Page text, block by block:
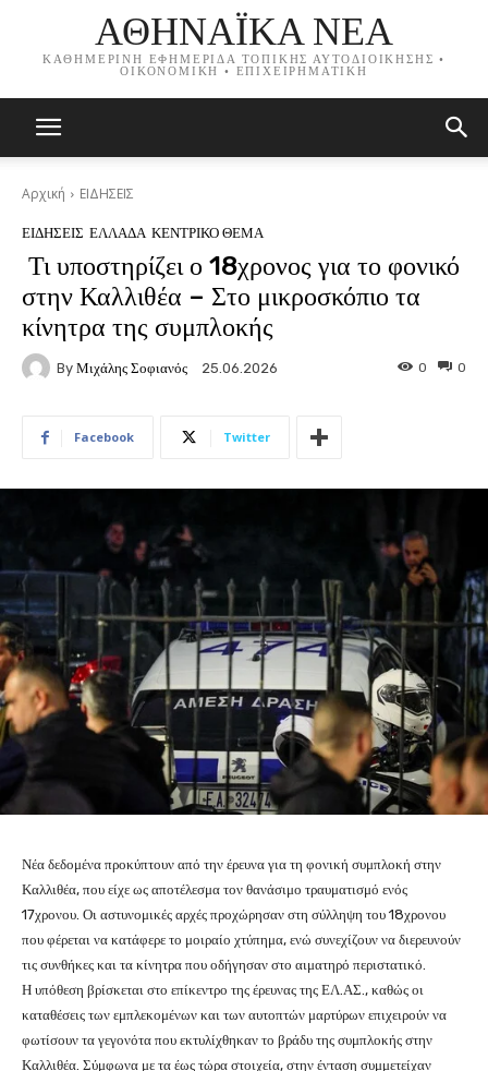
ΑΘΗΝΑΪΚΑ ΝΕΑ
ΚΑΘΗΜΕΡΙΝΗ ΕΦΗΜΕΡΙΔΑ ΤΟΠΙΚΗΣ ΑΥΤΟΔΙΟΙΚΗΣΗΣ •
ΟΙΚΟΝΟΜΙΚΗ • ΕΠΙΧΕΙΡΗΜΑΤΙΚΗ
Αρχική ΕΙΔΗΣΕΙΣ
ΕΙΔΗΣΕΙΣ ΕΛΛΑΔΑ ΚΕΝΤΡΙΚΟ ΘΕΜΑ
Τι υποστηρίζει ο 18χρονος για το φονικό
στην Καλλιθέα – Στο μικροσκόπιο τα
κίνητρα της συμπλοκής
By Μιχάλης Σοφιανός 25.06.2026 0
0
Facebook Twitter
Νέα δεδομένα προκύπτουν από την έρευνα για τη φονική συμπλοκή στην
Καλλιθέα, που είχε ως αποτέλεσμα τον θανάσιμο τραυματισμό ενός
17χρονου. Οι αστυνομικές αρχές προχώρησαν στη σύλληψη του 18χρονου
που φέρεται να κατάφερε το μοιραίο χτύπημα, ενώ συνεχίζουν να διερευνούν
τις συνθήκες και τα κίνητρα που οδήγησαν στο αιματηρό περιστατικό.
Η υπόθεση βρίσκεται στο επίκεντρο της έρευνας της ΕΛ.ΑΣ., καθώς οι
καταθέσεις των εμπλεκομένων και των αυτοπτών μαρτύρων επιχειρούν να
φωτίσουν τα γεγονότα που εκτυλίχθηκαν το βράδυ της συμπλοκής στην
Καλλιθέα. Σύμφωνα με τα έως τώρα στοιχεία, στην ένταση συμμετείχαν